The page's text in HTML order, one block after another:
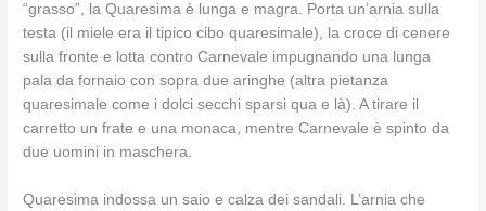
“grasso”, la Quaresima è lunga e magra. Porta un’arnia sulla
testa (il miele era il tipico cibo quaresimale), la croce di cenere
sulla fronte e lotta contro Carnevale impugnando una lunga
pala da fornaio con sopra due aringhe (altra pietanza
quaresimale come i dolci secchi sparsi qua e là). A tirare il
carretto un frate e una monaca, mentre Carnevale è spinto da
due uomini in maschera.
Quaresima indossa un saio e calza dei sandali. L’arnia che